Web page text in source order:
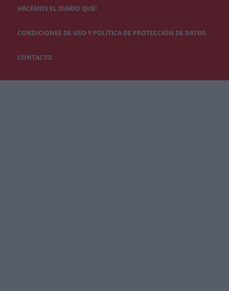
HACEMOS EL DIARIO QUÉ!
CONDICIONES DE USO Y POLÍTICA DE PROTECCIÓN DE DATOS
CONTACTO